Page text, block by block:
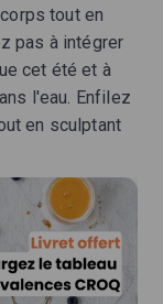
tout en
pas à intégrer
cet été et à
l'eau. Enfilez
en sculptant